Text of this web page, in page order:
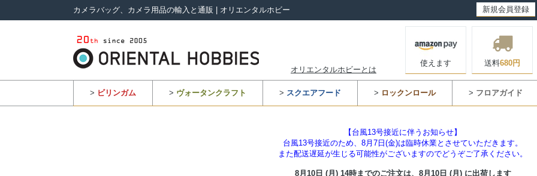
カメラバッグ、カメラ用品の輸入と通販 | オリエンタルホビー 新規会員登録
オリエンタルホビーとは
使えます 送料680円
> ビリンガム > ヴォータンクラフト > スクエアフード > ロックンロール > フロアガイド
【台風13号接近に伴うお知らせ】
台風13号接近のため、8月7日(金)は臨時休業とさせていただきます。
また配送遅延が生じる可能性がございますのでどうぞご了承ください。
8月10日 (月) 14時までのご注文は、 8月10日 (月) に出荷します